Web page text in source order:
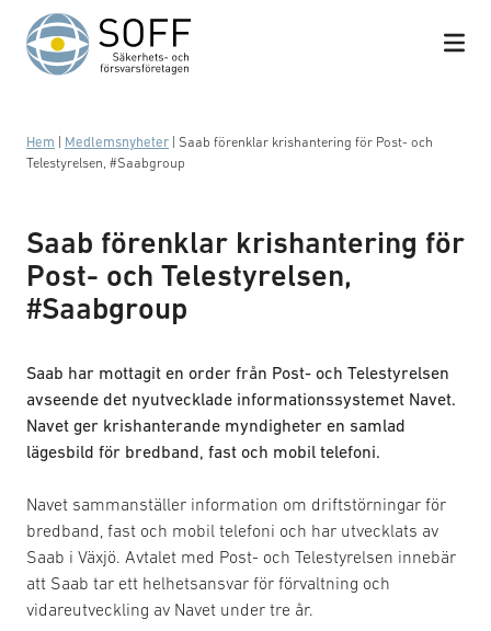
Hoppa till innehåll
Hem Medlemsnyheter
Saab förenklar krishantering för Post- och
Telestyrelsen, #Saabgroup
Saab förenklar krishantering för
Post- och Telestyrelsen,
#Saabgroup
Saab har mottagit en order från Post- och Telestyrelsen
avseende det nyutvecklade informationssystemet Navet.
Navet ger krishanterande myndigheter en samlad
lägesbild för bredband, fast och mobil telefoni.
Navet sammanställer information om driftstörningar för
bredband, fast och mobil telefoni och har utvecklats av
Saab i Växjö. Avtalet med Post- och Telestyrelsen innebär
att Saab tar ett helhetsansvar för förvaltning och
vidareutveckling av Navet under tre år.